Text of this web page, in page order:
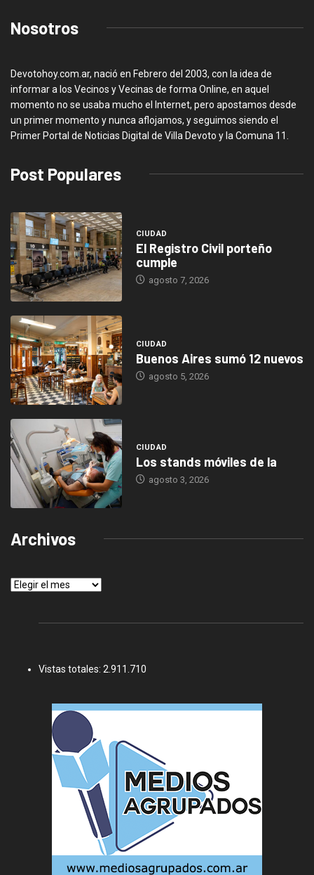
Nosotros
Devotohoy.com.ar, nació en Febrero del 2003, con la idea de
informar a los Vecinos y Vecinas de forma Online, en aquel
momento no se usaba mucho el Internet, pero apostamos desde
un primer momento y nunca aflojamos, y seguimos siendo el
Primer Portal de Noticias Digital de Villa Devoto y la Comuna 11.
Post Populares
CIUDAD
El Registro Civil porteño
cumple
agosto 7, 2026
CIUDAD
Buenos Aires sumó 12 nuevos
agosto 5, 2026
CIUDAD
Los stands móviles de la
agosto 3, 2026
Archivos
Archivos
Vistas totales: 2.911.710